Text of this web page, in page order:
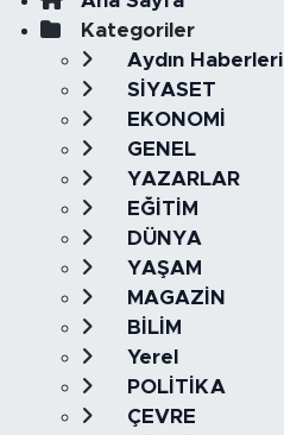
Kategoriler
Aydın Haberleri
SİYASET
EKONOMİ
GENEL
YAZARLAR
EĞİTİM
DÜNYA
YAŞAM
MAGAZİN
BİLİM
Yerel
POLİTİKA
ÇEVRE